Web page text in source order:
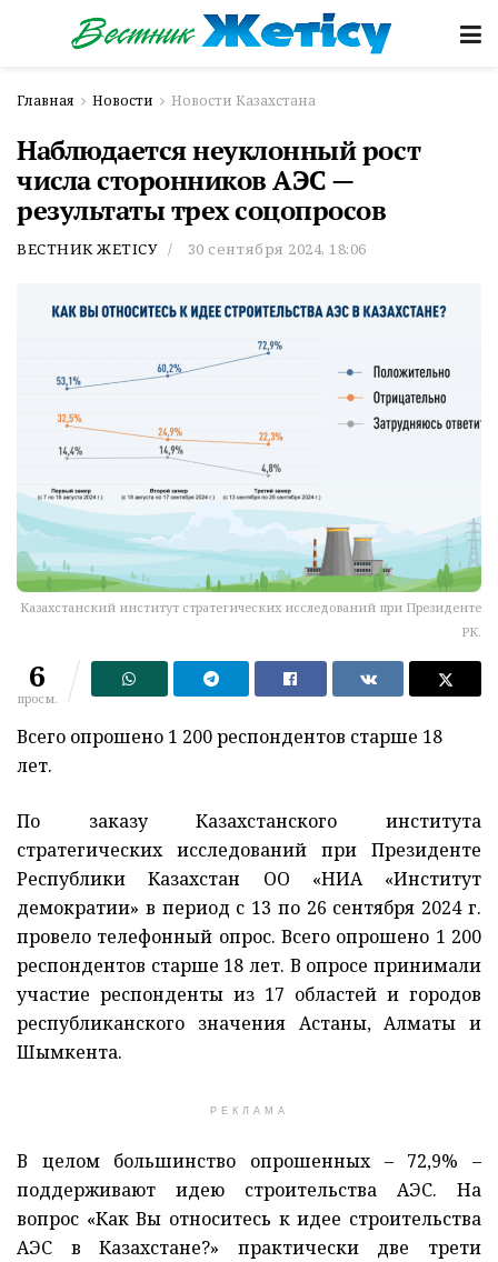
Главная Новости Новости Казахстана
Наблюдается неуклонный рост
числа сторонников АЭС —
результаты трех соцопросов
ВЕСТНИК ЖЕТІСУ 30 сентября 2024, 18:06
Казахстанский институт стратегических исследований при Президенте
РК.
6
просм.
Всего опрошено 1 200 респондентов старше 18
лет.
По заказу Казахстанского института
стратегических исследований при Президенте
Республики Казахстан ОО «НИА «Институт
демократии» в период с 13 по 26 сентября 2024 г.
провело телефонный опрос. Всего опрошено 1 200
респондентов старше 18 лет. В опросе принимали
участие респонденты из 17 областей и городов
республиканского значения Астаны, Алматы и
Шымкента.
РЕКЛАМА
В целом большинство опрошенных – 72,9% –
поддерживают идею строительства АЭС. На
вопрос «Как Вы относитесь к идее строительства
АЭС в Казахстане?» практически две трети